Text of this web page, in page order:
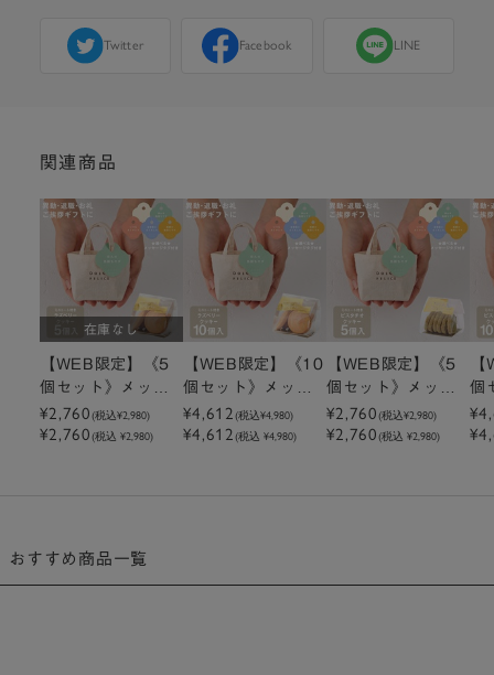
Twitter Facebook LINE
関連商品
在庫なし
【WEB限定】《5
個セット》メッセ
ージ付きミニトー
トクッキーラズベ
¥2,760(税込¥2,980)
¥2,760(税込 ¥2,980)
【WEB限定】《10
個セット》メッセ
ージ付きミニトー
トクッキーラズベ
¥4,612(税込¥4,980)
¥4,612(税込 ¥4,980)
【WEB限定】《5
個セット》メッセ
ージ付きミニトー
トクッキーピスタ
¥2,760(税込¥2,980)
¥2,760(税込 ¥2,980)
個
ー
ト
おすすめ商品一覧